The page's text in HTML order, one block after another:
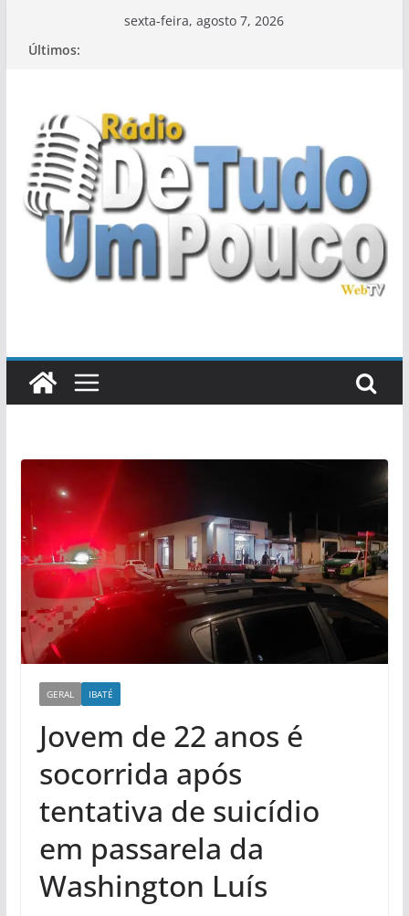
sexta-feira, agosto 7, 2026
Últimos:
GERAL IBATÉ
Jovem de 22 anos é
socorrida após
tentativa de suicídio
em passarela da
Washington Luís